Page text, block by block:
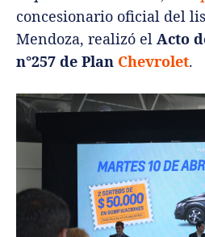
concesionario oficial del
Mendoza, realizó el Acto
n°257 de Plan Chevrolet.